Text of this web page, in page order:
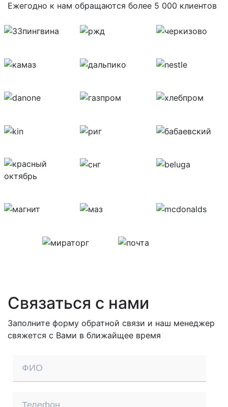
Ежегодно к нам обращаются более 5 000 клиентов
Связаться с нами
Заполните форму обратной связи и наш менеджер
свяжется с Вами в ближайщее время